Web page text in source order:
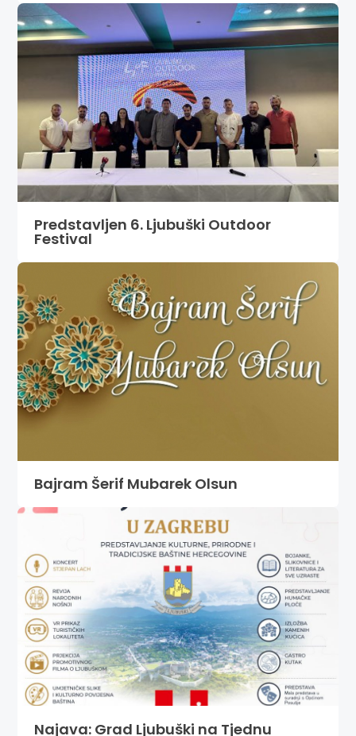
Predstavljen 6. Ljubuški Outdoor
Festival
Bajram Šerif Mubarek Olsun
Najava: Grad Ljubuški na Tjednu